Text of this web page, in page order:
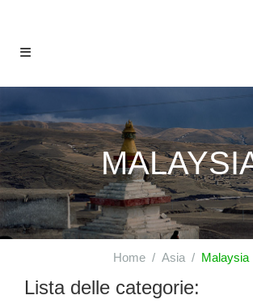
Home Asia Malaysia
Lista delle categorie: